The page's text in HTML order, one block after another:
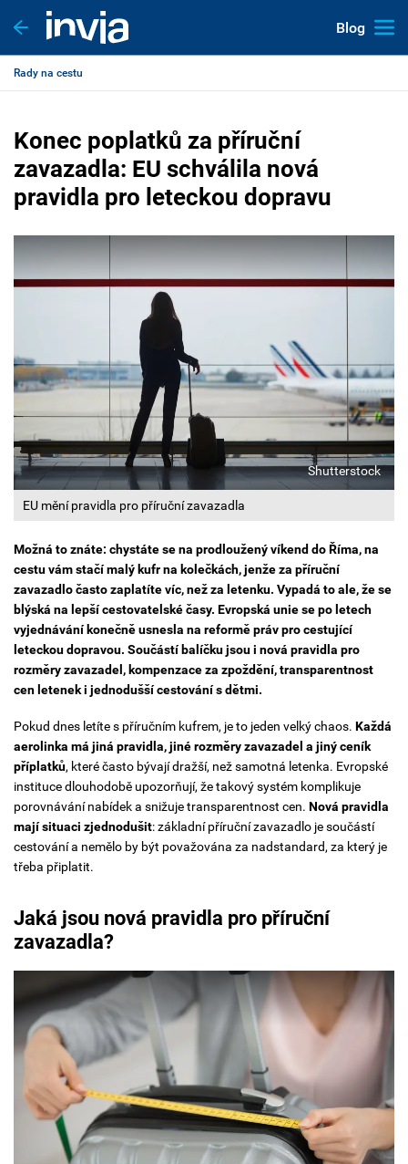
Blog
Rady na cestu
Konec poplatků za příruční
zavazadla: EU schválila nová
pravidla pro leteckou dopravu
EU mění pravidla pro příruční zavazadla
Shutterstock
Možná to znáte: chystáte se na prodloužený víkend do Říma, na
cestu vám stačí malý kufr na kolečkách, jenže za příruční
zavazadlo často zaplatíte víc, než za letenku. Vypadá to ale, že se
blýská na lepší cestovatelské časy. Evropská unie se po letech
vyjednávání konečně usnesla na reformě práv pro cestující
leteckou dopravou. Součástí balíčku jsou i nová pravidla pro
rozměry zavazadel, kompenzace za zpoždění, transparentnost
cen letenek i jednodušší cestování s dětmi.
Pokud dnes letíte s příručním kufrem, je to jeden velký chaos. Každá
aerolinka má jiná pravidla, jiné rozměry zavazadel a jiný ceník
příplatků, které často bývají dražší, než samotná letenka. Evropské
instituce dlouhodobě upozorňují, že takový systém komplikuje
porovnávání nabídek a snižuje transparentnost cen. Nová pravidla
mají situaci zjednodušit: základní příruční zavazadlo je součástí
cestování a nemělo by být považována za nadstandard, za který je
třeba připlatit.
Jaká jsou nová pravidla pro příruční
zavazadla?